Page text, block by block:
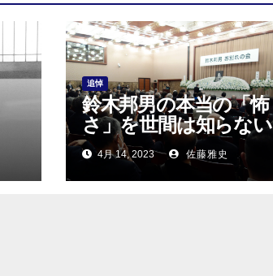
追悼
鈴木邦男の本当の「怖
さ」を世間は知らない
4月 14, 2023 佐藤雅史